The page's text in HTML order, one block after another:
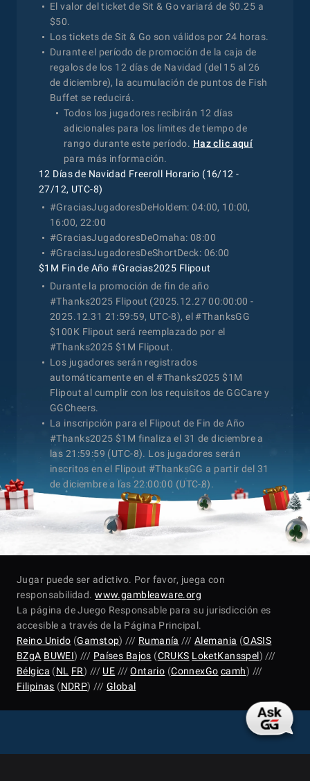
El valor del ticket de Sit & Go variará de $0.25 a
$50.
Los tickets de Sit & Go son válidos por 24 horas.
Durante el período de promoción de la caja de
regalos de los 12 días de Navidad (del 15 al 26
de diciembre), la acumulación de puntos de Fish
Buffet se reducirá.
Todos los jugadores recibirán 12 días
adicionales para los límites de tiempo de
rango durante este período. Haz clic aquí
para más información.
12 Días de Navidad Freeroll Horario (16/12 -
27/12, UTC-8)
#GraciasJugadoresDeHoldem: 04:00, 10:00,
16:00, 22:00
#GraciasJugadoresDeOmaha: 08:00
#GraciasJugadoresDeShortDeck: 06:00
$1M Fin de Año #Gracias2025 Flipout
Durante la promoción de fin de año
#Thanks2025 Flipout (2025.12.27 00:00:00 -
2025.12.31 21:59:59, UTC-8), el #ThanksGG
$100K Flipout será reemplazado por el
#Thanks2025 $1M Flipout.
Los jugadores serán registrados
automáticamente en el #Thanks2025 $1M
Flipout al cumplir con los requisitos de GGCare y
GGCheers.
La inscripción para el Flipout de Fin de Año
#Thanks2025 $1M finaliza el 31 de diciembre a
las 21:59:59 (UTC-8). Los jugadores serán
inscritos en el Flipout #ThanksGG a partir del 31
de diciembre a las 22:00:00 (UTC-8).
Jugar puede ser adictivo. Por favor, juega con
responsabilidad.www.gambleaware.org
La página de Juego Responsable para su jurisdicción es
accesible a través de la Página Principal.
Reino Unido (Gamstop) /// Rumanía ///Alemania (OASIS
BZgA BUWEI) /// Países Bajos (CRUKS LoketKansspel) ///
Bélgica (NL FR) /// UE ///Ontario (ConnexGo camh) ///
Filipinas (NDRP) /// Global